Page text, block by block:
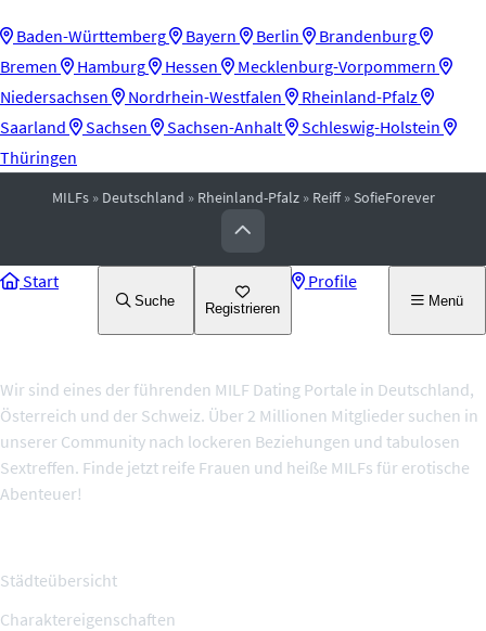
Baden-Württemberg Bayern Berlin
Brandenburg
Bremen
Hamburg Hessen
Mecklenburg-Vorpommern
Niedersachsen
Nordrhein-Westfalen
Rheinland-Pfalz
Saarland
Sachsen Sachsen-Anhalt
Schleswig-Holstein
Thüringen
MILFs» Deutschland » Rheinland-Pfalz» Reiff»SofieForever
Start
Suche Registrieren
Profile
Menü
Wir sind eines der führenden MILF Dating Portale in Deutschland,
Österreich und der Schweiz. Über 2 Millionen Mitglieder suchen in
unserer Community nach lockeren Beziehungen und tabulosen
Sextreffen. Finde jetzt reife Frauen und heiße MILFs für erotische
Abenteuer!
Städteübersicht
Charaktereigenschaften